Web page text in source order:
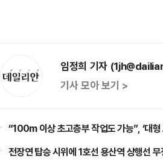
임정희 기자
기사 모아 보기 >
“100m 이상 초고층부 작업도 가능”, ‘대
전장연 탑승 시위에 1호선 용산역 상행선